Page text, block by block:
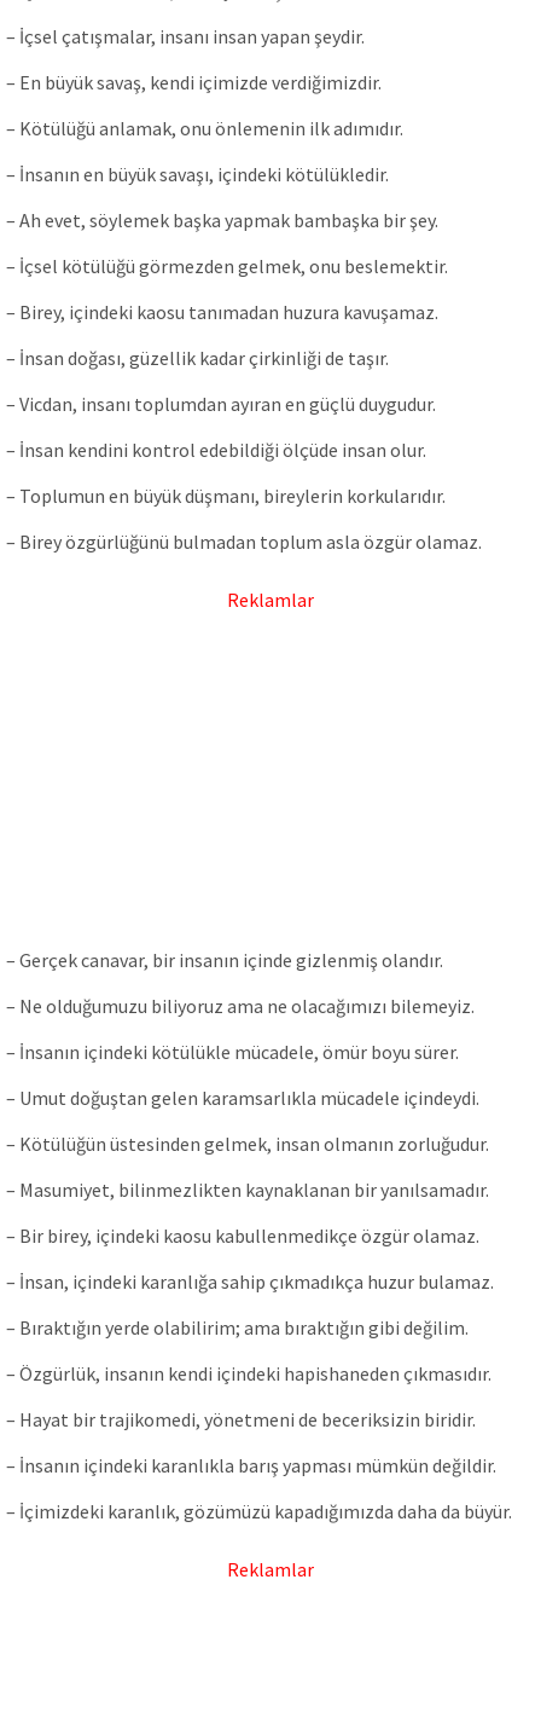
– İçsel çatışmalar, insanı insan yapan şeydir.
– En büyük savaş, kendi içimizde verdiğimizdir.
– Kötülüğü anlamak, onu önlemenin ilk adımıdır.
– İnsanın en büyük savaşı, içindeki kötülükledir.
– Ah evet, söylemek başka yapmak bambaşka bir şey.
– İçsel kötülüğü görmezden gelmek, onu beslemektir.
– Birey, içindeki kaosu tanımadan huzura kavuşamaz.
– İnsan doğası, güzellik kadar çirkinliği de taşır.
– Vicdan, insanı toplumdan ayıran en güçlü duygudur.
– İnsan kendini kontrol edebildiği ölçüde insan olur.
– Toplumun en büyük düşmanı, bireylerin korkularıdır.
– Birey özgürlüğünü bulmadan toplum asla özgür olamaz.
Reklamlar
– Gerçek canavar, bir insanın içinde gizlenmiş olandır.
– Ne olduğumuzu biliyoruz ama ne olacağımızı bilemeyiz.
– İnsanın içindeki kötülükle mücadele, ömür boyu sürer.
– Umut doğuştan gelen karamsarlıkla mücadele içindeydi.
– Kötülüğün üstesinden gelmek, insan olmanın zorluğudur.
– Masumiyet, bilinmezlikten kaynaklanan bir yanılsamadır.
– Bir birey, içindeki kaosu kabullenmedikçe özgür olamaz.
– İnsan, içindeki karanlığa sahip çıkmadıkça huzur bulamaz.
– Bıraktığın yerde olabilirim; ama bıraktığın gibi değilim.
– Özgürlük, insanın kendi içindeki hapishaneden çıkmasıdır.
– Hayat bir trajikomedi, yönetmeni de beceriksizin biridir.
– İnsanın içindeki karanlıkla barış yapması mümkün değildir.
– İçimizdeki karanlık, gözümüzü kapadığımızda daha da büyür.
Reklamlar